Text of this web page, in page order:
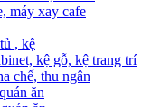
máy xay cafe
, kệ
kệ gỗ, kệ trang trí
chế, thu ngân
ăn